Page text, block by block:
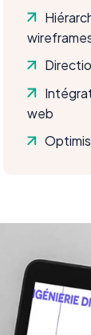
web